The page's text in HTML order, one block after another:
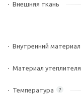
Внешняя ткань
Внутренний материал
Материал утеплителя
?
Температура